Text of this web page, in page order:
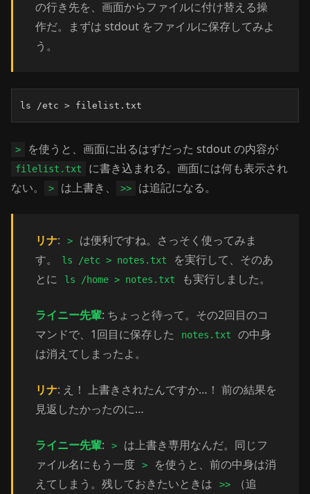
の行き先を、画面からファイルに付け替える操
作だ。まずは stdout をファイルに保存してみよ
う。
ls /etc > filelist.txt
> を使うと、画面に出るはずだった stdout の内容が
filelist.txt
に書き込まれる。画面には何も表示され
ない。
> は上書き、 >> は追記になる。
リナ: >
は便利ですね。さっそく使ってみま
す。
ls /etc > notes.txt
を実行して、そのあ
とに
ls /home > notes.txt も実行しました。
ライニー先輩: ちょっと待って。その2回目のコ
マンドで、1回目に保存した
notes.txt
の中身
は消えてしまったよ。
リナ: え！ 上書きされたんですか…！ 前の結果を
見返したかったのに…
ライニー先輩: >
は上書き専用なんだ。同じフ
ァイル名にもう一度
>
を使うと、前の中身は消
えてしまう。残しておきたいときは
>>
（追